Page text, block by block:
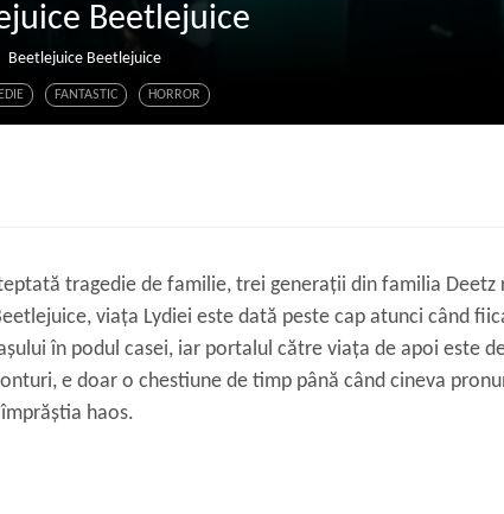
Beetlejuice
Beetlejuice Beetlejuice
FANTASTIC HORROR
tragedie de familie, trei generații din familia Deetz
viața Lydiei este dată peste cap atunci când
în podul casei, iar portalul către viața de apoi este
e doar o chestiune de timp până când cineva
haos.